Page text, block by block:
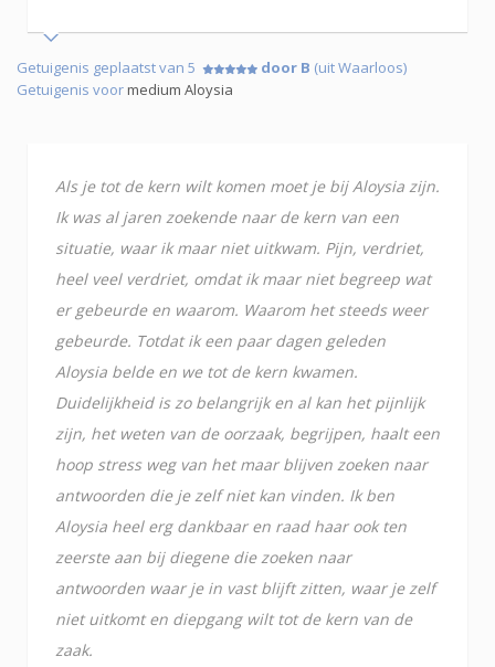
Getuigenis geplaatst van 5 door B (uit Waarloos)
Getuigenis voormedium Aloysia
Als je tot de kern wilt komen moet je bij Aloysia zijn.
Ik was al jaren zoekende naar de kern van een
situatie, waar ik maar niet uitkwam. Pijn, verdriet,
heel veel verdriet, omdat ik maar niet begreep wat
er gebeurde en waarom. Waarom het steeds weer
gebeurde. Totdat ik een paar dagen geleden
Aloysia belde en we tot de kern kwamen.
Duidelijkheid is zo belangrijk en al kan het pijnlijk
zijn, het weten van de oorzaak, begrijpen, haalt een
hoop stress weg van het maar blijven zoeken naar
antwoorden die je zelf niet kan vinden. Ik ben
Aloysia heel erg dankbaar en raad haar ook ten
zeerste aan bij diegene die zoeken naar
antwoorden waar je in vast blijft zitten, waar je zelf
niet uitkomt en diepgang wilt tot de kern van de
zaak.